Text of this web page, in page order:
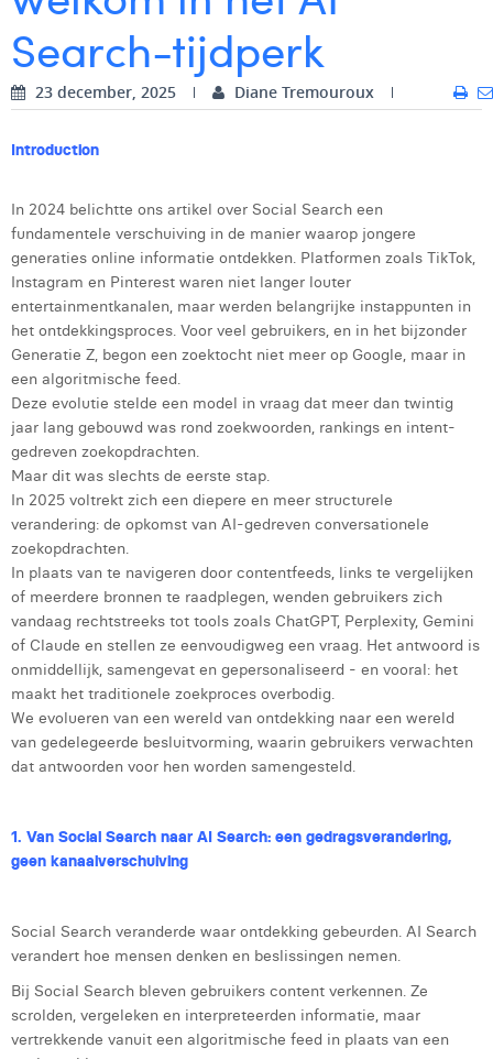
Eliott Pousset
Floriane Defacqz
Glenn Vanderlinden
Hanne Van Loock
Janne Beke
Jonas Geiregat
Justine Cremer
Laura Rooseleer
Laura Verhelst
Lena Pignoloni
Leonard Dierickx
Linda Kraim
Lisa Protin
Lotte Vranckx
Louis Nassogne
Manon Houppertz
Margaux Marien
Margaux Snakkers
Digital Business Intern
Search-tijdperk
23 december, 2025 Diane Tremouroux
Introduction
In 2024 belichtte ons artikel over Social Search een
fundamentele verschuiving in de manier waarop jongere
generaties online informatie ontdekken. Platformen zoals TikTok,
Instagram en Pinterest waren niet langer louter
entertainmentkanalen, maar werden belangrijke instappunten in
het ontdekkingsproces. Voor veel gebruikers, en in het bijzonder
Generatie Z, begon een zoektocht niet meer op Google, maar in
een algoritmische feed.
Deze evolutie stelde een model in vraag dat meer dan twintig
jaar lang gebouwd was rond zoekwoorden, rankings en intent-
gedreven zoekopdrachten.
Maar dit was slechts de eerste stap.
In 2025 voltrekt zich een diepere en meer structurele
verandering: de opkomst van AI-gedreven conversationele
zoekopdrachten.
In plaats van te navigeren door contentfeeds, links te vergelijken
of meerdere bronnen te raadplegen, wenden gebruikers zich
vandaag rechtstreeks tot tools zoals ChatGPT, Perplexity, Gemini
of Claude en stellen ze eenvoudigweg een vraag. Het antwoord is
onmiddellijk, samengevat en gepersonaliseerd - en vooral: het
maakt het traditionele zoekproces overbodig.
We evolueren van een wereld van ontdekking naar een wereld
van gedelegeerde besluitvorming, waarin gebruikers verwachten
dat antwoorden voor hen worden samengesteld.
1. Van Social Search naar AI Search: een gedragsverandering,
geen kanaalverschuiving
Social Search veranderde waar ontdekking gebeurden. AI Search
verandert hoe mensen denken en beslissingen nemen.
Bij Social Search bleven gebruikers content verkennen. Ze
scrolden, vergeleken en interpreteerden informatie, maar
vertrekkende vanuit een algoritmische feed in plaats van een